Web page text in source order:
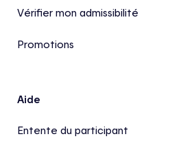
Vérifier mon admissibilité
Promotions
Aide
Entente du participant